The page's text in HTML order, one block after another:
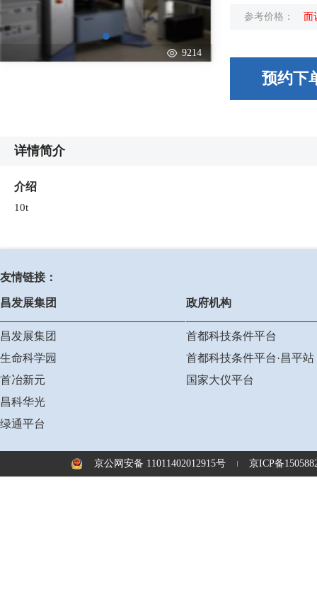
9214
参考价格： 面
预约下
详情简介
介绍
10t
友情链接：
昌发展集团
昌发展集团
生命科学园
首冶新元
昌科华光
绿通平台
政府机构
首都科技条件平台
首都科技条件平台·昌平站
国家大仪平台
京公网安备 11011402012915号 京ICP备